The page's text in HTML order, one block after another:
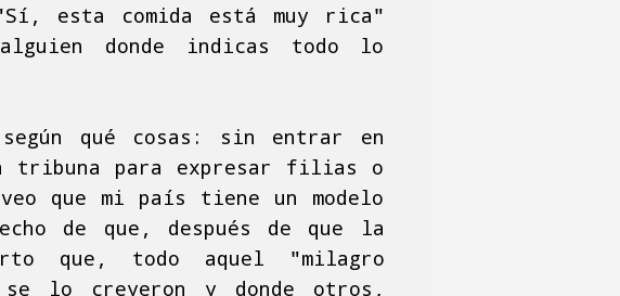
esta comida está muy rica"
donde indicas todo lo
qué cosas: sin entrar en
tribuna para expresar filias o
que mi país tiene un modelo
de que, después de que la
que, todo aquel "milagro
se lo creyeron y donde otros,